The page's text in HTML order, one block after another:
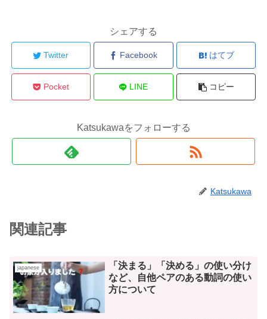
シェアする
Twitter Facebook はてブ
Pocket LINE コピー
Katsukawaをフォローする
Katsukawa
関連記事
japanese
「決まる」「決める」の使い分け
など、自他ペアのある動詞の使い
方について